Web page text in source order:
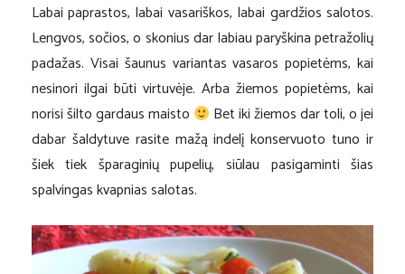
Labai paprastos, labai vasariškos, labai gardžios salotos.
Lengvos, sočios, o skonius dar labiau paryškina petražolių
padažas. Visai šaunus variantas vasaros popietėms, kai
nesinori ilgai būti virtuvėje. Arba žiemos popietėms, kai
norisi šilto gardaus maisto
Bet iki žiemos dar toli, o jei
dabar šaldytuve rasite mažą indelį konservuoto tuno ir
šiek tiek šparaginių pupelių, siūlau pasigaminti šias
spalvingas kvapnias salotas.